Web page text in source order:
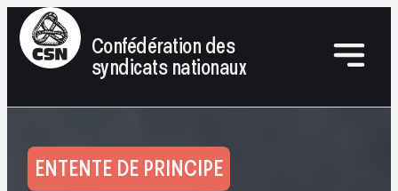
Confédération des
syndicats nationaux
ENTENTE DE PRINCIPE